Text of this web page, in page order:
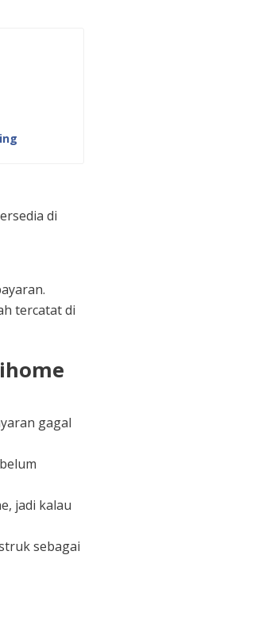
di
tercatat di
gagal
jadi kalau
sebagai